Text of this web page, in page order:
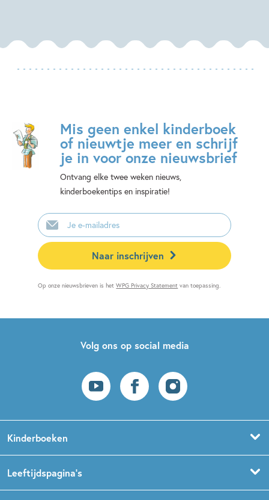
Mis geen enkel kinderboek
of nieuwtje meer en schrijf
je in voor onze nieuwsbrief
Ontvang elke twee weken nieuws,
kinderboekentips en inspiratie!
E-
mailadres
Naar inschrijven
Op onze nieuwsbrieven is hetWPG Privacy Statement van toepassing.
Volg ons op social media
Kinderboeken
Prentenboeken
Leeftijdspagina’s